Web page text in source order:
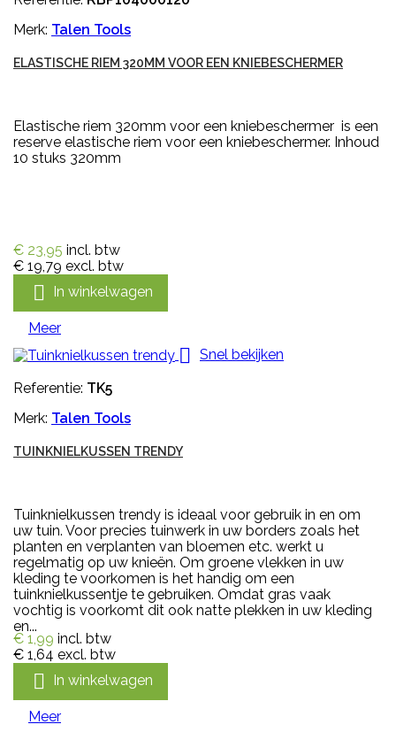
Merk: Talen Tools
ELASTISCHE RIEM 320MM VOOR EEN KNIEBESCHERMER
Elastische riem 320mm voor een kniebeschermer is een
reserve elastische riem voor een kniebeschermer. Inhoud
10 stuks 320mm
€ 23,95 incl. btw
€ 19,79 excl. btw
 In winkelwagen
Meer

Snel bekijken
Referentie: TK5
Merk: Talen Tools
TUINKNIELKUSSEN TRENDY
Tuinknielkussen trendy is ideaal voor gebruik in en om
uw tuin. Voor precies tuinwerk in uw borders zoals het
planten en verplanten van bloemen etc. werkt u
regelmatig op uw knieën. Om groene vlekken in uw
kleding te voorkomen is het handig om een
tuinknielkussentje te gebruiken. Omdat gras vaak
vochtig is voorkomt dit ook natte plekken in uw kleding
en...
€ 1,99 incl. btw
€ 1,64 excl. btw
 In winkelwagen
Meer